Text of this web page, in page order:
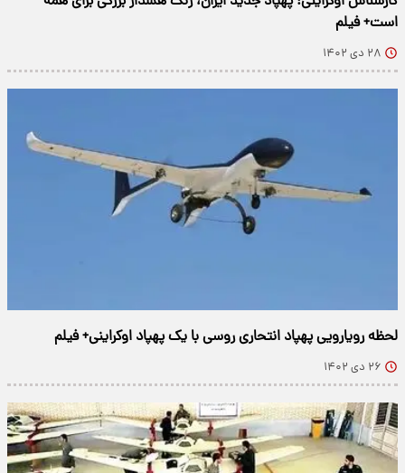
است+ فیلم
۲۸ دی ۱۴۰۲
لحظه رویارویی پهپاد انتحاری روسی با یک پهپاد اوکراینی+ فیلم
۲۶ دی ۱۴۰۲